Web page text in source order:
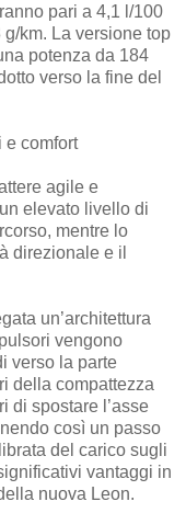
pari a 4,1 l/100
km. La versione top
potenza da 184
verso la fine del
e comfort
agile e
elevato livello di
mentre lo
direzionale e il
un’architettura
vengono
verso la parte
della compattezza
di spostare l’asse
così un passo
del carico sugli
vantaggi in
nuova Leon.